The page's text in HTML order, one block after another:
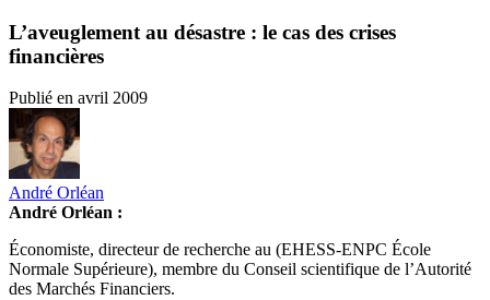
L’aveuglement au désastre : le cas des crises
financières
Publié en avril 2009
André Orléan
André Orléan :
Économiste, directeur de recherche au (EHESS-ENPC École
Normale Supérieure), membre du Conseil scientifique de l’Autorité
des Marchés Financiers.